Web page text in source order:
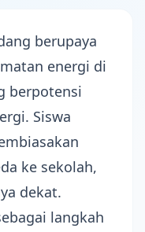
berupaya
energi di
berpotensi
Siswa
ke sekolah,
dekat.
langkah